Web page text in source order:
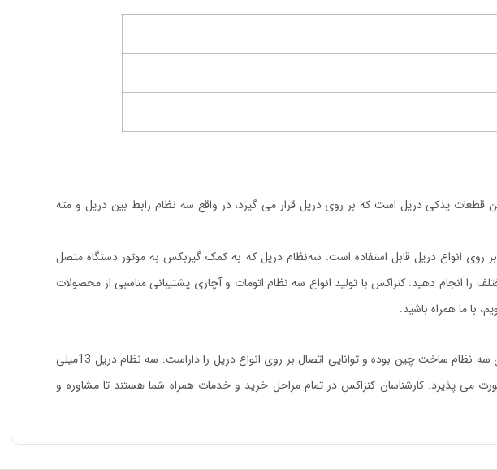
از پرکاربردترین قطعات یدکی دریل است که بر روی دریل قرار می گیرد، در واقع سه نظام رابط بین دریل و مته
موجود هستند. این سه نظام ها معولا در اندازه 10 الی 13 میلی متر بوده و بر روی انواع دریل قابل استفاده است. سه‌نظام دریل که به کمک گیربکس به موتور دستگاه متصل
انجام دهید. کنزاکس با تولید انواع سه نظام اتومات و آچاری پشتیبانی مناسبی از محصولات
با ما همراه باشید.
13میلی
صورت می پذیرد. کارشناسان کنزاکس در تمام مراحل خرید و خدمات همراه شما هستند تا مشاوره و